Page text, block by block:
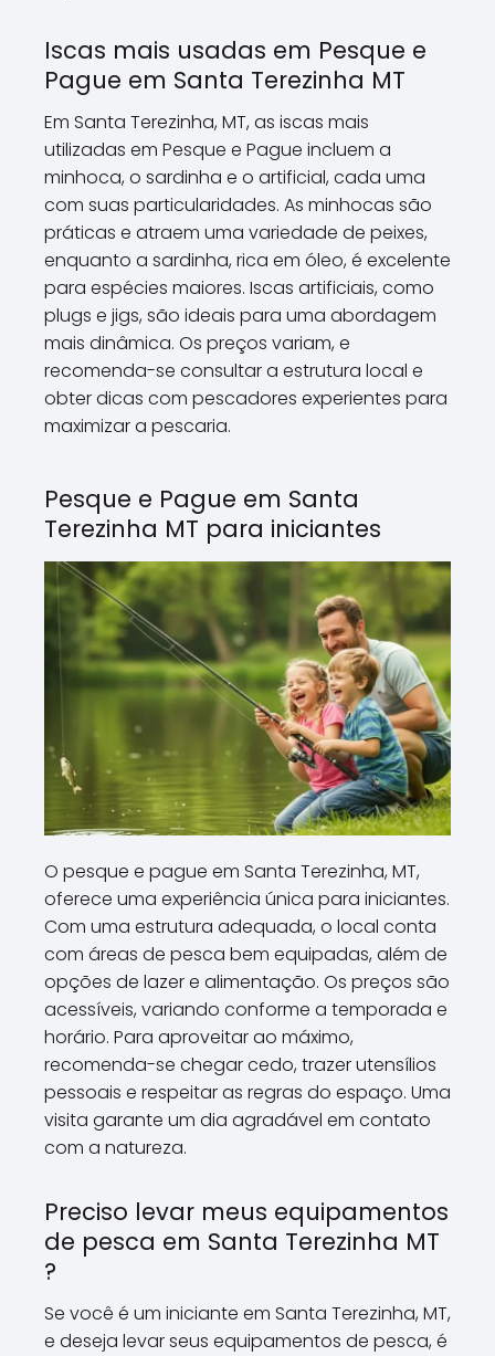
Iscas mais usadas em Pesque e
Pague em Santa Terezinha MT
Em Santa Terezinha, MT, as iscas mais
utilizadas em Pesque e Pague incluem a
minhoca, o sardinha e o artificial, cada uma
com suas particularidades. As minhocas são
práticas e atraem uma variedade de peixes,
enquanto a sardinha, rica em óleo, é excelente
para espécies maiores. Iscas artificiais, como
plugs e jigs, são ideais para uma abordagem
mais dinâmica. Os preços variam, e
recomenda-se consultar a estrutura local e
obter dicas com pescadores experientes para
maximizar a pescaria.
Pesque e Pague em Santa
Terezinha MT para iniciantes
O pesque e pague em Santa Terezinha, MT,
oferece uma experiência única para iniciantes.
Com uma estrutura adequada, o local conta
com áreas de pesca bem equipadas, além de
opções de lazer e alimentação. Os preços são
acessíveis, variando conforme a temporada e
horário. Para aproveitar ao máximo,
recomenda-se chegar cedo, trazer utensílios
pessoais e respeitar as regras do espaço. Uma
visita garante um dia agradável em contato
com a natureza.
Preciso levar meus equipamentos
de pesca em Santa Terezinha MT
?
Se você é um iniciante em Santa Terezinha, MT,
e deseja levar seus equipamentos de pesca, é